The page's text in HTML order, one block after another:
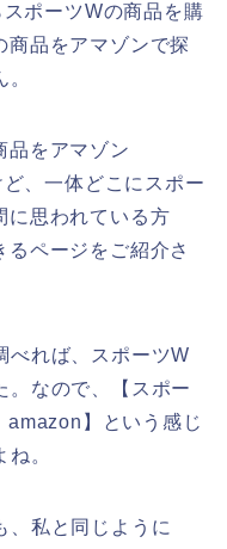
ポーツWの商品を購
商品をアマゾンで探
品をアマゾン
、一体どこにスポー
に思われている方
ページをご紹介さ
べれば、スポーツW
。なので、【スポー
】という感じ
。
、私と同じように